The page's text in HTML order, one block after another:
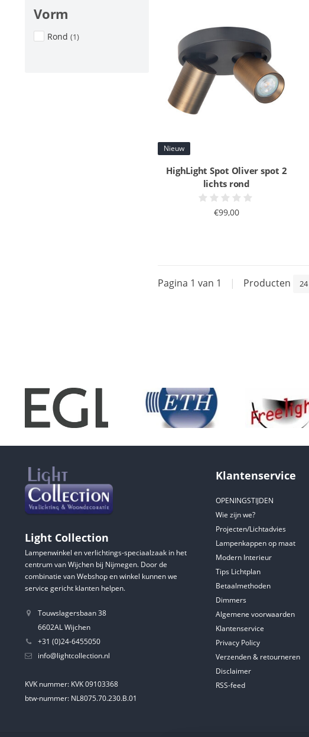
Vorm
Rond (1)
Nieuw
HighLight Spot Oliver spot 2
lichts rond
€99,00
Pagina 1 van 1 | Producten 24
Light Collection
Lampenwinkel en verlichtings-speciaalzaak in het
centrum van Wijchen bij Nijmegen. Door de
combinatie van Webshop en winkel kunnen we
service gericht klanten helpen.
Touwslagersbaan 38
6602AL Wijchen
+31 (0)24-6455050
info@lightcollection.nl
KVK nummer: KVK 09103368
btw-nummer: NL8075.70.230.B.01
Klantenservice
OPENINGSTIJDEN
Wie zijn we?
Projecten/Lichtadvies
Lampenkappen op maat
Modern Interieur
Tips Lichtplan
Betaalmethoden
Dimmers
Algemene voorwaarden
Klantenservice
Privacy Policy
Verzenden & retourneren
Disclaimer
RSS-feed